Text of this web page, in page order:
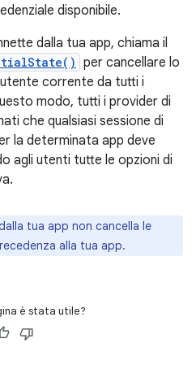
disponibile.
dalla tua app, chiama il
per cancellare lo
corrente da tutti i
modo, tutti i provider di
che qualsiasi sessione di
la determinata app deve
agli utenti tutte le opzioni di
tua app non cancella le
alla tua app.
è stata utile?